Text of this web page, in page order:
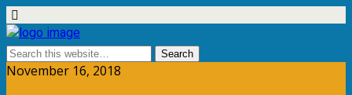
November 16, 2018